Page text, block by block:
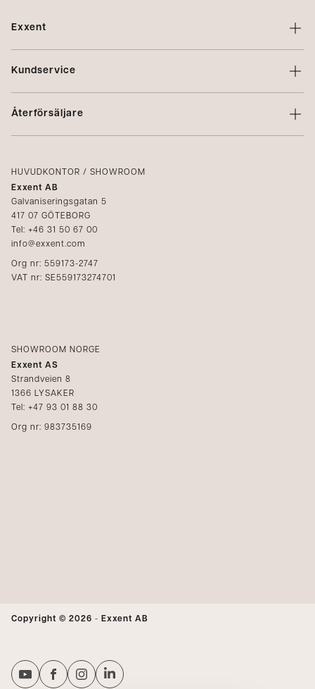
Exxent
Om Exxent
Profilering
Integritetspolicy
Kundservice
Kontakta oss
Återförsäljare
Kataloger
Mediabank
Bli återförsäljare
HUVUDKONTOR / SHOWROOM
Exxent AB
Galvaniseringsgatan 5
417 07 GÖTEBORG
Tel: +46 31 50 67 00
info@exxent.com
Org nr: 559173-2747
VAT nr: SE559173274701
SHOWROOM NORGE
Exxent AS
Strandveien 8
1366 LYSAKER
Tel: +47 93 01 88 30
Org nr: 983735169
Copyright © 2026 - Exxent AB